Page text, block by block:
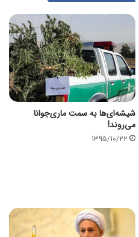
شیشه‌ای‌ها به سمت ماری‌جوانا
می‌روند!
1395/10/22